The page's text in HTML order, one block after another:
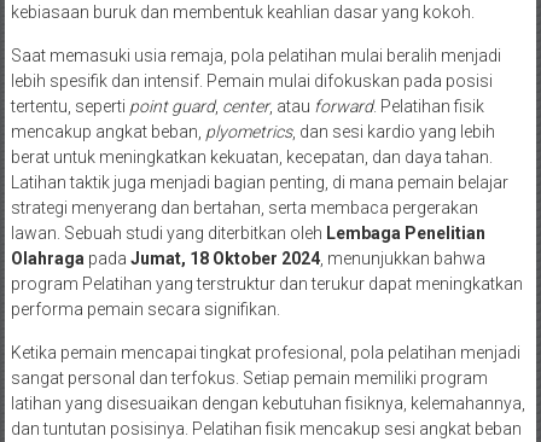
kebiasaan buruk dan membentuk keahlian dasar yang kokoh.
Saat memasuki usia remaja, pola pelatihan mulai beralih menjadi
lebih spesifik dan intensif. Pemain mulai difokuskan pada posisi
tertentu, seperti point guard, center, atau forward. Pelatihan fisik
mencakup angkat beban, plyometrics, dan sesi kardio yang lebih
berat untuk meningkatkan kekuatan, kecepatan, dan daya tahan.
Latihan taktik juga menjadi bagian penting, di mana pemain belajar
strategi menyerang dan bertahan, serta membaca pergerakan
lawan. Sebuah studi yang diterbitkan oleh Lembaga Penelitian
Olahraga pada Jumat, 18 Oktober 2024, menunjukkan bahwa
program Pelatihan yang terstruktur dan terukur dapat meningkatkan
performa pemain secara signifikan.
Ketika pemain mencapai tingkat profesional, pola pelatihan menjadi
sangat personal dan terfokus. Setiap pemain memiliki program
latihan yang disesuaikan dengan kebutuhan fisiknya, kelemahannya,
dan tuntutan posisinya. Pelatihan fisik mencakup sesi angkat beban